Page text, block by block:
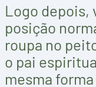
Logo depois,
posição
roupa no
o pai
mesma